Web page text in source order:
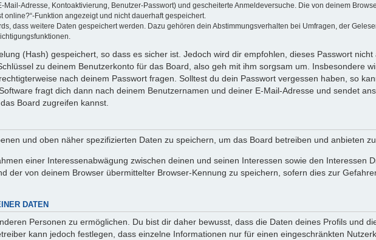
Adresse, Kontoaktivierung, Benutzer-Passwort) und gescheiterte Anmeldeversuche. Die von deinem
online?“-Funktion angezeigt und nicht dauerhaft gespeichert.
dass weitere Daten gespeichert werden. Dazu gehören dein Abstimmungsverhalten bei Umfragen, der
(Hash) gespeichert, so dass es sicher ist. Jedoch wird dir empfohlen, dieses Passwort
zu deinem Benutzerkonto für das Board, also geh mit ihm sorgsam um. Insbesondere
nach deinem Passwort fragen. Solltest du dein Passwort vergessen haben, so
fragt dich dann nach deinem Benutzernamen und deiner E-Mail-Adresse und sendet
Board zugreifen kannst.
und oben näher spezifizierten Daten zu speichern, um das Board betreiben und anbieten zu
einer Interessenabwägung zwischen deinen und seinen Interessen sowie den Interessen
der von deinem Browser übermittelter Browser-Kennung zu speichern, sofern dies zur
DATEN
Personen zu ermöglichen. Du bist dir daher bewusst, dass die Daten deines Profils und
kann jedoch festlegen, dass einzelne Informationen nur für einen eingeschränkten